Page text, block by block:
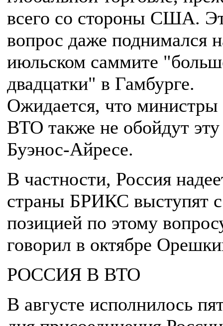
всего со стороны США.
вопрос даже поднимался
июльском саммите
двадцатки" в Гамбурге.
Ожидается, что министры
ВТО также не обойдут
Буэнос-Айресе.
В частности, Россия
страны БРИКС выступят
позицией по этому
говорил в октябре
РОССИЯ В ВТО
В августе исполнилось